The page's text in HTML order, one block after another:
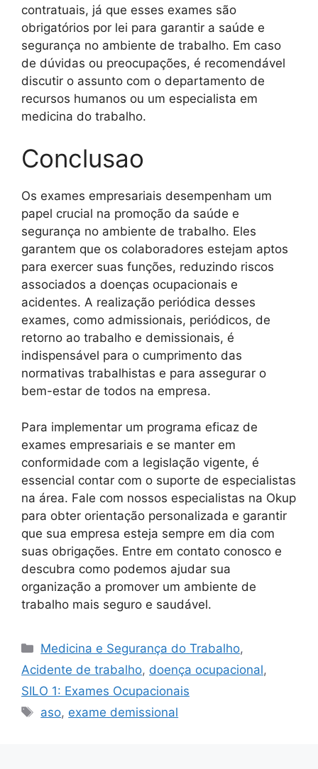
contratuais, já que esses exames são
obrigatórios por lei para garantir a saúde e
segurança no ambiente de trabalho. Em caso
de dúvidas ou preocupações, é recomendável
discutir o assunto com o departamento de
recursos humanos ou um especialista em
medicina do trabalho.
Conclusao
Os exames empresariais desempenham um
papel crucial na promoção da saúde e
segurança no ambiente de trabalho. Eles
garantem que os colaboradores estejam aptos
para exercer suas funções, reduzindo riscos
associados a doenças ocupacionais e
acidentes. A realização periódica desses
exames, como admissionais, periódicos, de
retorno ao trabalho e demissionais, é
indispensável para o cumprimento das
normativas trabalhistas e para assegurar o
bem-estar de todos na empresa.
Para implementar um programa eficaz de
exames empresariais e se manter em
conformidade com a legislação vigente, é
essencial contar com o suporte de especialistas
na área. Fale com nossos especialistas na Okup
para obter orientação personalizada e garantir
que sua empresa esteja sempre em dia com
suas obrigações. Entre em contato conosco e
descubra como podemos ajudar sua
organização a promover um ambiente de
trabalho mais seguro e saudável.
Categorias
Medicina e Segurança do Trabalho,
Acidente de trabalho, doença ocupacional,
SILO 1: Exames Ocupacionais
Tags
aso, exame demissional